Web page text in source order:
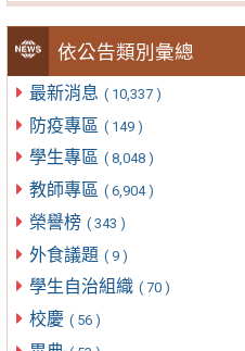
依公告類別彙總
最新消息 ( 10,337 )
防疫專區 ( 149 )
學生專區 ( 8,048 )
教師專區 ( 6,904 )
榮譽榜 ( 343 )
外食議題 ( 9 )
學生自治組織 ( 70 )
校慶 ( 56 )